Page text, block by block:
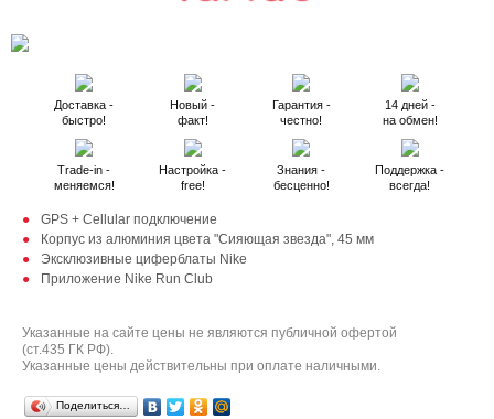
Доставка -
быстро!
Новый -
факт!
Гарантия -
честно!
14 дней -
на обмен!
Trade-in -
меняемся!
Настройка -
free!
Знания -
бесценно!
Поддержка -
всегда!
GPS + Cellular подключение
Корпус из алюминия цвета "Сияющая звезда", 45 мм
Эксклюзивные циферблаты Nike
Приложение Nike Run Club
Указанные на сайте цены не являются публичной офертой
(ст.435 ГК РФ).
Указанные цены действительны при оплате наличными.
Поделиться…